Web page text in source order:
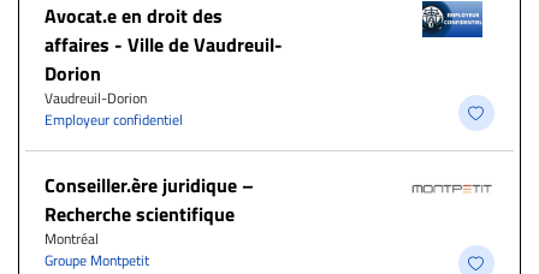
Avocat.e en droit des
affaires - Ville de Vaudreuil-
Dorion
Vaudreuil-Dorion
Employeur confidentiel
Conseiller.ère juridique –
Recherche scientifique
Montréal
Groupe Montpetit